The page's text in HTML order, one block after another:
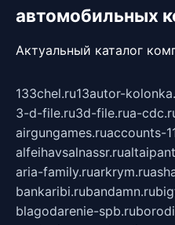
автомобильных
Актуальный каталог
133chel.ru13autor-
3-d-file.ru3d-file.rua-
airgungames.ruaccounts-
alfeihavsalnassr.ru
aria-family.ruarkrym.ru
bankaribi.rubandamn.ru
blagodarenie-spb.ru